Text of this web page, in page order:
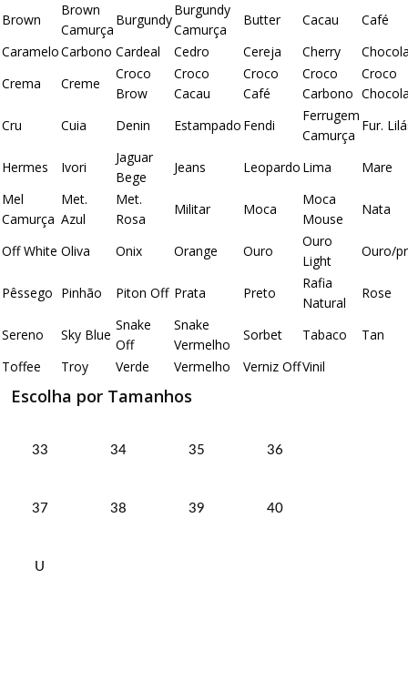
Brown
Brown
Camurça
Burgundy
Burgundy
Camurça
Butter Cacau
Café
CarameloCarbono Cardeal Cedro Cereja Cherry
Crema
Creme
Croco
Brow
Croco
Cacau
Croco
Café
Croco
Carbono
Croco
Cru
Cuia Denin Estampado Fendi
Ferrugem
Camurça
Fur.
Hermes Ivori
Jaguar
Bege
Jeans Leopardo Lima
Mare
Mel
Camurça
Met.
Azul
Met.
Rosa
Militar Moca
Moca
Mouse
Nata
Off White Oliva Onix Orange Ouro
Ouro
Light
Ouro/
Pêssego Pinhão Piton Off Prata Preto
Rafia
Natural
Rose
Sereno Sky Blue
Snake
Off
Snake
Vermelho
Sorbet Tabaco
Tan
Toffee
Troy Verde Vermelho Verniz OffVinil
Escolha por Tamanhos
33 34 35 36
37 38 39 40
U